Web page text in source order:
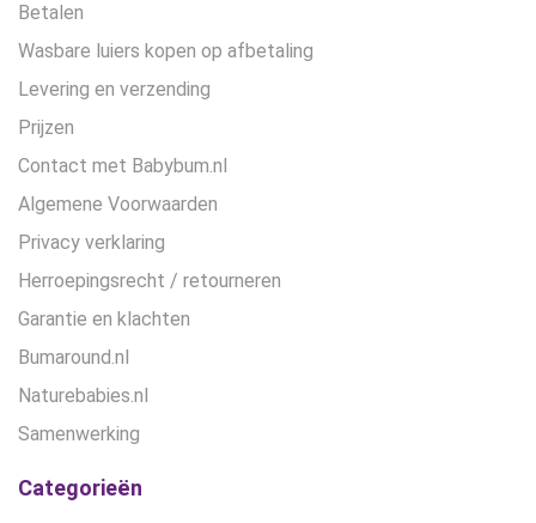
Betalen
Wasbare luiers kopen op afbetaling
Levering en verzending
Prijzen
Contact met Babybum.nl
Algemene Voorwaarden
Privacy verklaring
Herroepingsrecht / retourneren
Garantie en klachten
Bumaround.nl
Naturebabies.nl
Samenwerking
Categorieën